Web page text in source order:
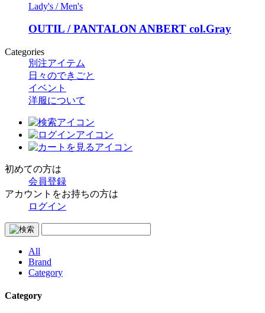
Lady's / Men's
OUTIL / PANTALON ANBERT col.Gray
Categories
別注アイテム
日々のできごと
イベント
洋服について
初めての方は
会員登録
アカウントをお持ちの方は
ログイン
All
Brand
Category
Category